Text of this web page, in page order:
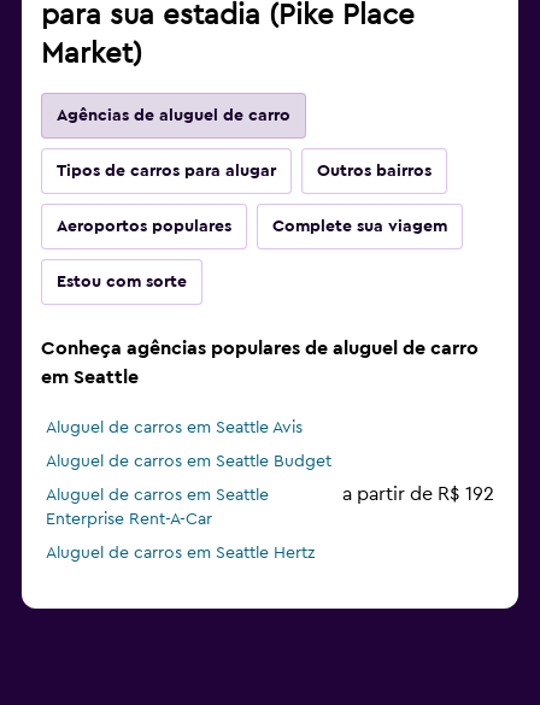
para sua estadia (Pike Place
Market)
Agências de aluguel de carro
Tipos de carros para alugar Outros bairros
Aeroportos populares Complete sua viagem
Estou com sorte
Conheça agências populares de aluguel de carro
em Seattle
Aluguel de carros em Seattle Avis
Aluguel de carros em Seattle Budget
Aluguel de carros em Seattle
Enterprise Rent-A-Car
a partir de R$ 192
Aluguel de carros em Seattle Hertz